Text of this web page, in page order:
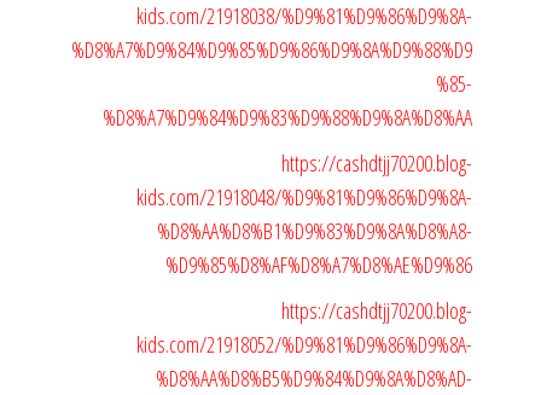
kids.com/21918038/%D9%81%D9%86%D9%8A-
%D8%A7%D9%84%D9%85%D9%86%D9%8A%D9%88%D9
%85-
%D8%A7%D9%84%D9%83%D9%88%D9%8A%D8%AA
https://cashdtjj70200.blog-
kids.com/21918048/%D9%81%D9%86%D9%8A-
%D8%AA%D8%B1%D9%83%D9%8A%D8%A8-
%D9%85%D8%AF%D8%A7%D8%AE%D9%86
https://cashdtjj70200.blog-
kids.com/21918052/%D9%81%D9%86%D9%8A-
%D8%AA%D8%B5%D9%84%D9%8A%D8%AD-